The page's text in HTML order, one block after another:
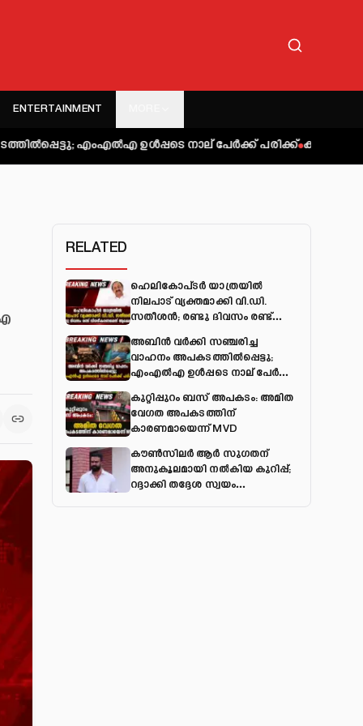
ENTERTAINMENT
എംഎല്‍എ ഉള്‍പ്പടെ നാല് പേര്‍ക്ക് പരിക്ക് കുറ്റിപ്പുറം ബസ്
RELATED
ഹെലികോപ്ടർ യാത്രയിൽ
നിലപാട് വ്യക്തമാക്കി വി.ഡി.
സതീശൻ; രണ്ടു ദിവസം രണ്ട്
അബിന്‍ വര്‍ക്കി സഞ്ചരിച്ച
വാഹനം അപകടത്തില്‍പ്പെട്ടു;
എംഎല്‍എ ഉള്‍പ്പടെ നാല് പേര്‍ക്ക്
കുറ്റിപ്പുറം ബസ് അപകടം: അമിത
വേഗത അപകടത്തിന്
കാരണമായെന്ന് MVD
കൗൺസിലർ ആർ സുഗതന്
അനുകൂലമായി നല്‍കിയ കുറിപ്പ്;
റദ്ദാക്കി തദ്ദേശ സ്വയം